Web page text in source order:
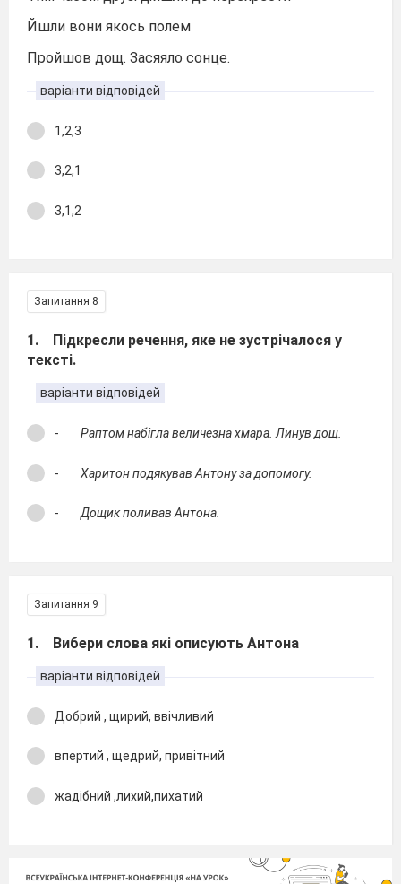
Йшли вони якось полем
Пройшов дощ. Засяяло сонце.
варіанти відповідей
1,2,3
3,2,1
3,1,2
Запитання 8
1. Підкресли речення, яке не зустрічалося у
тексті.
варіанти відповідей
- Раптом набігла величезна хмара. Линув дощ.
- Харитон подякував Антону за допомогу.
- Дощик поливав Антона.
Запитання 9
1. Вибери слова які описують Антона
варіанти відповідей
Добрий , щирий, ввічливий
впертий , щедрий, привітний
жадібний ,лихий,пихатий